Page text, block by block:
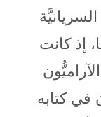
إذ كانت
في كتابه